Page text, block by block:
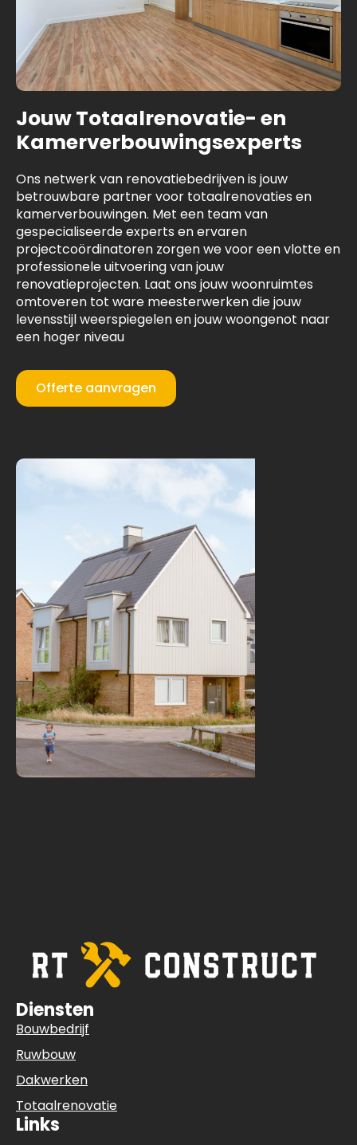
Jouw Totaalrenovatie- en
Kamerverbouwingsexperts
Ons netwerk van renovatiebedrijven is jouw
betrouwbare partner voor totaalrenovaties en
kamerverbouwingen. Met een team van
gespecialiseerde experts en ervaren
projectcoördinatoren zorgen we voor een vlotte en
professionele uitvoering van jouw
renovatieprojecten. Laat ons jouw woonruimtes
omtoveren tot ware meesterwerken die jouw
levensstijl weerspiegelen en jouw woongenot naar
een hoger niveau
Offerte aanvragen
Diensten
Bouwbedrijf
Ruwbouw
Dakwerken
Totaalrenovatie
Links